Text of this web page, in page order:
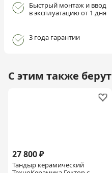
Быстрый монтаж и ввод
в эксплуатацию от 1 дня
3 года гарантии
С этим также берут
27 800 ₽
Тандыр керамический